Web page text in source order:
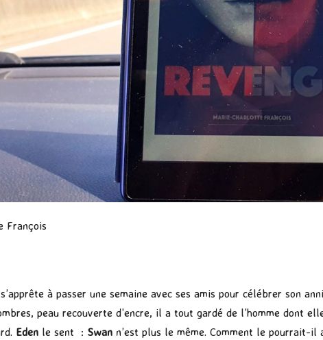
François
s’apprête à passer une semaine avec ses amis pour célébrer son
peau recouverte d’encre, il a tout gardé de l’homme
Eden le sent : Swan n’est plus le même. Comment le pourrait-